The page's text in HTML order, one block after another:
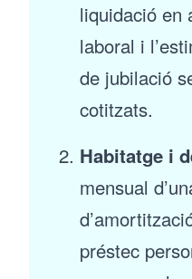
liquidació en
laboral i
de jubilació
cotitzats.
Habitatge i
mensual
préstec